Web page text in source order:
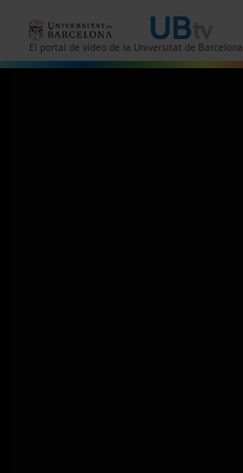
El portal de vídeo de la Universitat de Barcelona